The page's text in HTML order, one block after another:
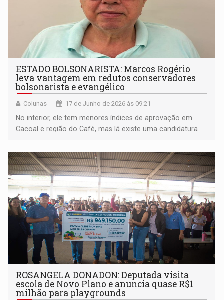
ESTADO BOLSONARISTA: Marcos Rogério
leva vantagem em redutos conservadores
bolsonarista e evangélico
Colunas 17 de Junho de 2026 às 09:21
No interior, ele tem menores índices de aprovação em
Cacoal e região do Café, mas lá existe uma candidatura
ROSANGELA DONADON: Deputada visita
escola de Novo Plano e anuncia quase R$1
milhão para playgrounds